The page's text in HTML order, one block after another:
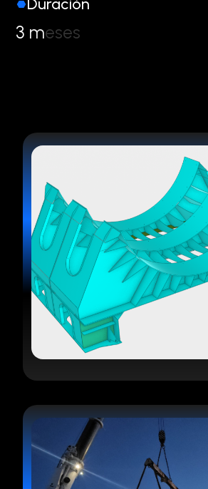
Duración
3 meses